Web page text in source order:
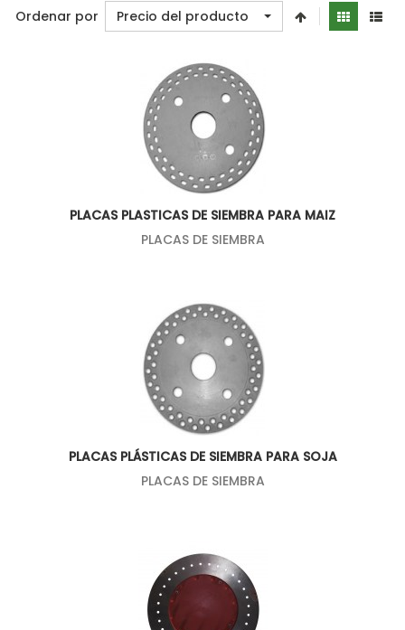
Ordenar por Precio del producto
PLACAS PLASTICAS DE SIEMBRA PARA MAIZ
PLACAS DE SIEMBRA
PLACAS PLÁSTICAS DE SIEMBRA PARA SOJA
PLACAS DE SIEMBRA